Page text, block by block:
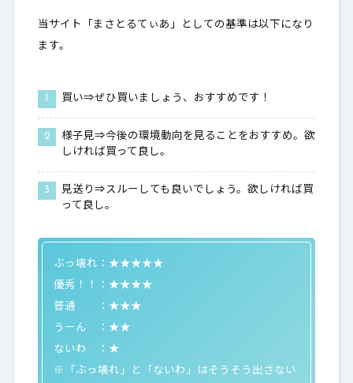
当サイト「まさとるてぃあ」としての基準は以下になり
ます。
買い⇒ぜひ買いましょう、おすすめです！
様子見⇒今後の環境動向を見ることをおすすめ。欲
しければ買って良し。
見送り⇒スルーしても良いでしょう。欲しければ買
って良し。
ぶっ壊れ：★★★★★
優秀！！：★★★★
普通 ：★★★
うーん ：★★
ないわ ：★
※「ぶっ壊れ」と「ないわ」はそうそう出さない